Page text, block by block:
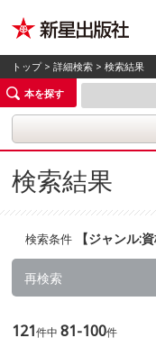
トップ>詳細検索 > 検索結果
本を探す
検索結果
検索条件 【ジャンル:
再検索
121件中81-100件